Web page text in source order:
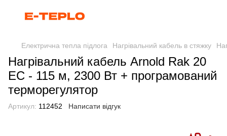
Електрична тепла підлога Нагрівальний кабель в стяжку
Нагрівальний кабель Arnold Rak 20
EC - 115 м, 2300 Вт + програмований
терморегулятор
Артикул: 112452 Написати відгук